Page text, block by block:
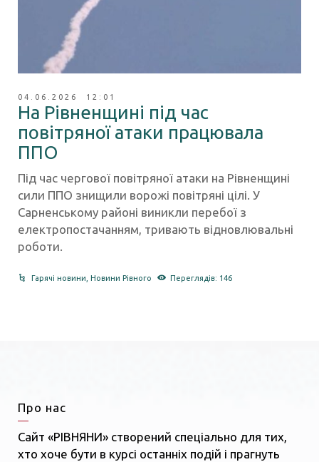
04.06.2026 12:01
На Рівненщині під час
повітряної атаки працювала
ППО
Під час чергової повітряної атаки на Рівненщині
сили ППО знищили ворожі повітряні цілі. У
Сарненському районі виникли перебої з
електропостачанням, тривають відновлювальні
роботи.
Гарячі новини Новини Рівного Переглядів: 146
Про нас
Сайт «РІВНЯНИ» створений спеціально для тих,
хто хоче бути в курсі останніх подій і прагнуть